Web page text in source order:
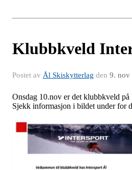
Klubbkveld
Postet av Ål Skiskytterlag den 9. nov
Onsdag 10.nov er det klubbkveld
Sjekk informasjon i bildet under for